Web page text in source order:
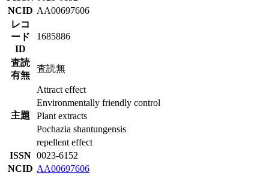
NCID AA00697606
レコ
ード
ID
1685886
査読
有無
査読無
主題
Attract effect
Environmentally friendly control
Plant extracts
Pochazia shantungensis
repellent effect
ISSN 0023-6152
NCID AA00697606